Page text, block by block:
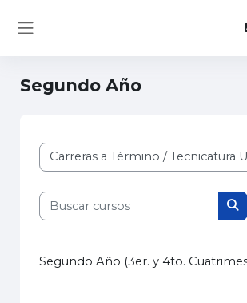
Segundo Año
Categorías
Buscar cursos
Segundo Año (3er. y 4to.